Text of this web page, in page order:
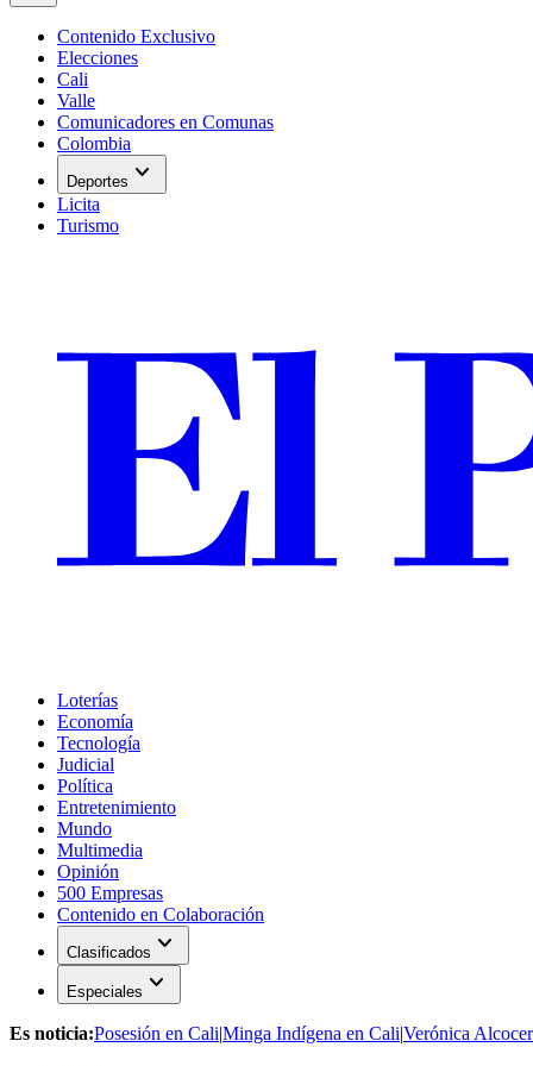
Contenido Exclusivo
Elecciones
Cali
Valle
Comunicadores en Comunas
Colombia
Deportes expand_more
Licita
Turismo
Loterías
Economía
Tecnología
Judicial
Política
Entretenimiento
Mundo
Multimedia
Opinión
500 Empresas
Contenido en Colaboración
Clasificados expand_more
Especiales expand_more
Es noticia:Posesión en Cali|Minga Indígena en Cali|Verónica Alcocer